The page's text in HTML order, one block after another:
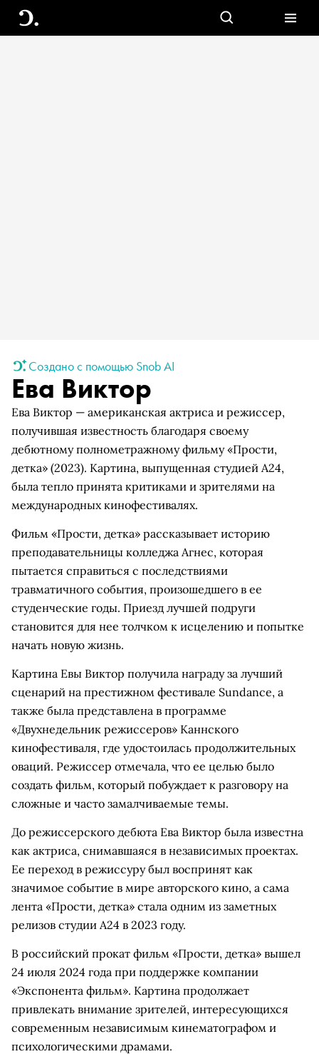
Создано с помощью Snob AI
Ева Виктор
Ева Виктор — американская актриса и режиссер,
получившая известность благодаря своему
дебютному полнометражному фильму «Прости,
детка» (2023). Картина, выпущенная студией A24,
была тепло принята критиками и зрителями на
международных кинофестивалях.
Фильм «Прости, детка» рассказывает историю
преподавательницы колледжа Агнес, которая
пытается справиться с последствиями
травматичного события, произошедшего в ее
студенческие годы. Приезд лучшей подруги
становится для нее толчком к исцелению и попытке
начать новую жизнь.
Картина Евы Виктор получила награду за лучший
сценарий на престижном фестивале Sundance, а
также была представлена в программе
«Двухнедельник режиссеров» Каннского
кинофестиваля, где удостоилась продолжительных
оваций. Режиссер отмечала, что ее целью было
создать фильм, который побуждает к разговору на
сложные и часто замалчиваемые темы.
До режиссерского дебюта Ева Виктор была известна
как актриса, снимавшаяся в независимых проектах.
Ее переход в режиссуру был воспринят как
значимое событие в мире авторского кино, а сама
лента «Прости, детка» стала одним из заметных
релизов студии A24 в 2023 году.
В российский прокат фильм «Прости, детка» вышел
24 июля 2024 года при поддержке компании
«Экспонента фильм». Картина продолжает
привлекать внимание зрителей, интересующихся
современным независимым кинематографом и
психологическими драмами.